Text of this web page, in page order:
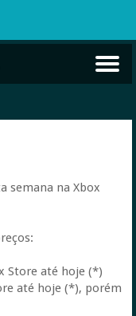
semana na Xbox
Store até hoje (*)
até hoje (*), porém